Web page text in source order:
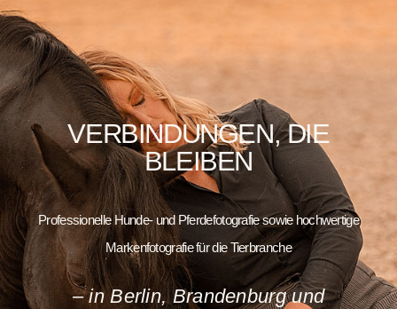
VERBINDUNGEN, DIE
BLEIBEN
Professionelle Hunde- und Pferdefotografie sowie hochwertige
Markenfotografie für die Tierbranche
– in Berlin, Brandenburg und